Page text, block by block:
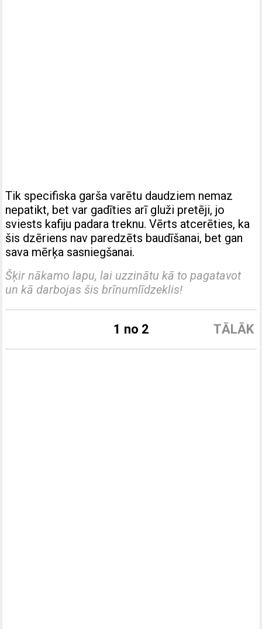
Tik specifiska garša varētu daudziem nemaz
nepatikt, bet var gadīties arī gluži pretēji, jo
sviests kafiju padara treknu. Vērts atcerēties, ka
šis dzēriens nav paredzēts baudīšanai, bet gan
sava mērķa sasniegšanai.
Šķir nākamo lapu, lai uzzinātu kā to pagatavot
un kā darbojas šis brīnumlīdzeklis!
TĀLĀK
1 no 2